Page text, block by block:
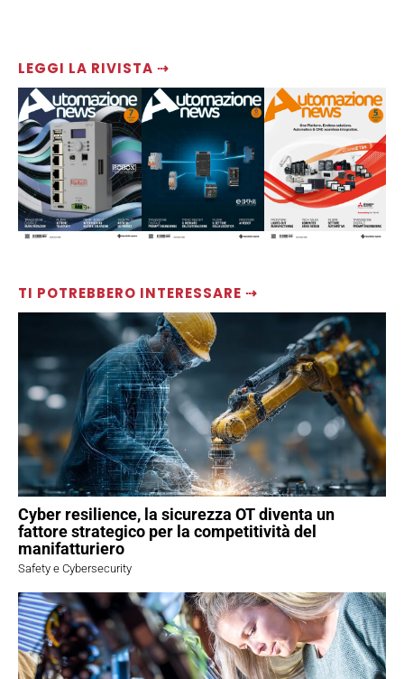
LEGGI LA RIVISTA ⇢
TI POTREBBERO INTERESSARE ⇢
Cyber resilience, la sicurezza OT diventa un
fattore strategico per la competitività del
manifatturiero
Safety e Cybersecurity